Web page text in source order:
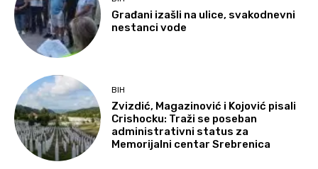
Građani izašli na ulice, svakodnevni
nestanci vode
BIH
Zvizdić, Magazinović i Kojović pisali
Crishocku: Traži se poseban
administrativni status za
Memorijalni centar Srebrenica